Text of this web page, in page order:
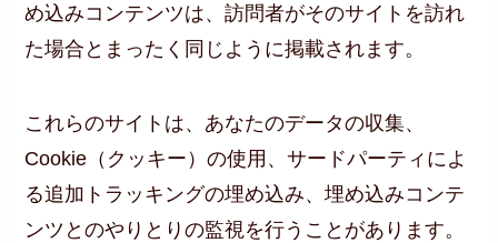
め込みコンテンツは、訪問者がそのサイトを訪れ
た場合とまったく同じように掲載されます。
これらのサイトは、あなたのデータの収集、
Cookie（クッキー）の使用、サードパーティによ
る追加トラッキングの埋め込み、埋め込みコンテ
ンツとのやりとりの監視を行うことがあります。